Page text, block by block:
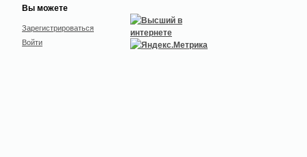
Вы можете
Зарегистрироваться
Войти